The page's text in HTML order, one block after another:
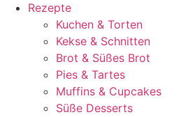
Rezepte
Kuchen & Torten
Kekse & Schnitten
Brot & Süßes Brot
Pies & Tartes
Muffins & Cupcakes
Süße Desserts